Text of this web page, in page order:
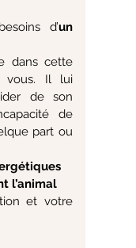
d’un
dans cette
vous. Il lui
de son
de
part ou
l’animal
et votre